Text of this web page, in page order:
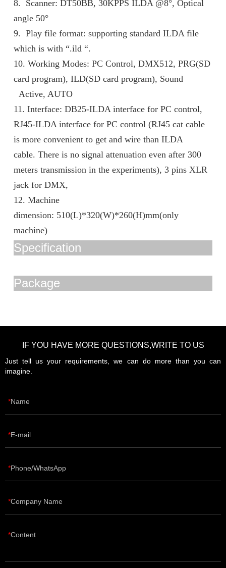
8. Scanner: DT50BB, 30KPPS ILDA @8°, Optical
angle 50°
9. Play file format: supporting standard ILDA file
which is with “.ild “.
10. Working Modes: PC Control, DMX512, PRG(SD
card program), ILD(SD card program), Sound
Active, AUTO
11. Interface: DB25-ILDA interface for PC control,
RJ45-ILDA interface for PC control (RJ45 cat cable
is more convenient to get and wire than ILDA
cable. There is no signal attenuation even after 300
meters transmission in the experiments), 3 pins XLR
jack for DMX,
12. Machine
dimension: 510(L)*320(W)*260(H)mm(only
machine)
Specification
Package
IF YOU HAVE MORE QUESTIONS,WRITE TO US
Just tell us your requirements, we can do more than you can
imagine.
Name
E-mail
Phone/WhatsApp
Company Name
Content